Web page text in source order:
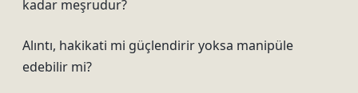
kadar meşrudur?
Alıntı, hakikati mi güçlendirir yoksa manipüle
edebilir mi?